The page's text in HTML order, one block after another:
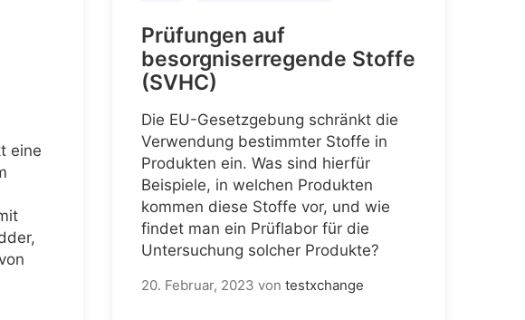
eine
Prüfungen auf
besorgniserregende Stoffe
(SVHC)
Die EU-Gesetzgebung schränkt die
Verwendung bestimmter Stoffe in
Produkten ein. Was sind hierfür
Beispiele, in welchen Produkten
kommen diese Stoffe vor, und wie
findet man ein Prüflabor für die
Untersuchung solcher Produkte?
20. Februar, 2023 von testxchange